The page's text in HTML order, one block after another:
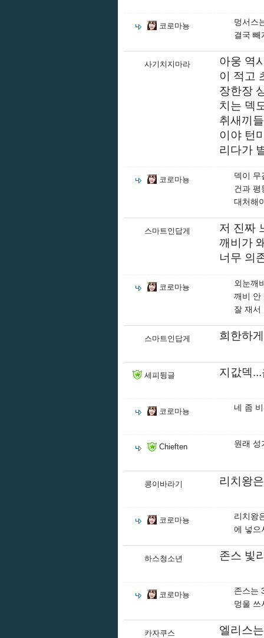
코로마뇽
멍서스
결국 빼
사기치지마라
아웅 역
이 적고
장한장
치는 덱
취새끼
이야 턴
리다가
코로마뇽
덱이 무
건과 평
대처해
스마트인답게
저 진짜
깨비가
너무 의
코로마뇽
외눈깨
깨비 안
잘 재서
스마트인답게 희한하
세피뒹글 지값덱
코로마뇽 네 좀
Chieften 원래 성
콩이바라기 리치왕
코로마뇽
리치왕
에 넣으
하스청소년 존스 빛
코로마뇽
존스는
멍울 쓰
카자쿠스
엘리스